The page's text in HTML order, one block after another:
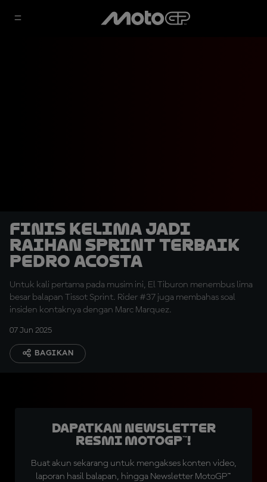
Finis Kelima Jadi
Raihan Sprint Terbaik
Pedro Acosta
Untuk kali pertama pada musim ini, El Tiburon menembus lima
besar balapan Tissot Sprint. Rider #37 juga membahas soal
insiden kontaknya dengan Marc Marquez.
07 Jun 2025
BAGIKAN
Dapatkan Newsletter
Resmi MotoGP™!
Buat akun sekarang untuk mengakses konten video,
laporan hasil balapan, hingga Newsletter MotoGP™